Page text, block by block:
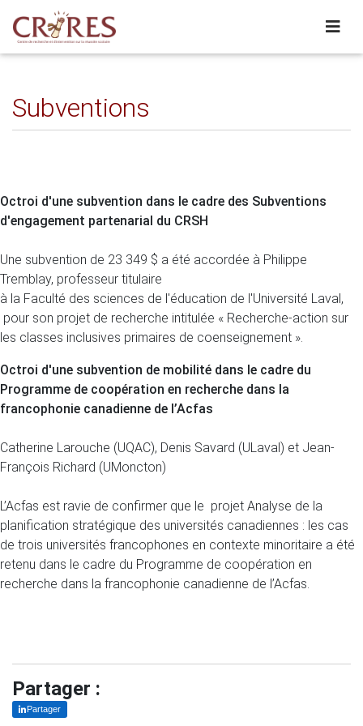
Subventions
Octroi d'une subvention dans le cadre des Subventions
d'engagement partenarial du CRSH
Une subvention de 23 349 $ a été accordée à Philippe
Tremblay, professeur titulaire
à la Faculté des sciences de l'éducation de l'Université Laval,
pour son projet de recherche intitulée « Recherche-action sur
les classes inclusives primaires de coenseignement ».
Octroi d'une subvention de mobilité dans le cadre du
Programme de coopération en recherche dans la
francophonie canadienne de l’Acfas
Catherine Larouche (UQAC), Denis Savard (ULaval) et Jean-
François Richard (UMoncton)
L’Acfas est ravie de confirmer que le projet Analyse de la
planification stratégique des universités canadiennes : les cas
de trois universités francophones en contexte minoritaire a été
retenu dans le cadre du Programme de coopération en
recherche dans la francophonie canadienne de l’Acfas.
Partager :
Partager